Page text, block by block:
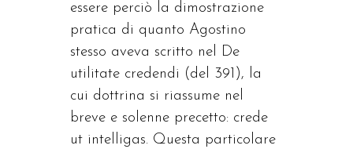
essere perciò la dimostrazione
pratica di quanto Agostino
stesso aveva scritto nel De
utilitate credendi (del 391), la
cui dottrina si riassume nel
breve e solenne precetto: crede
ut intelligas. Questa particolare